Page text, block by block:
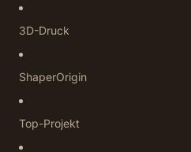
3D-Druck
ShaperOrigin
Top-Projekt